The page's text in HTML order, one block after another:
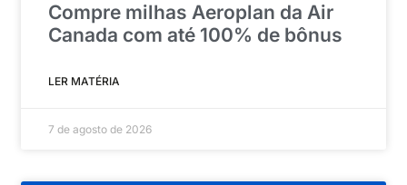
Compre milhas Aeroplan da Air
Canada com até 100% de bônus
LER MATÉRIA
7 de agosto de 2026